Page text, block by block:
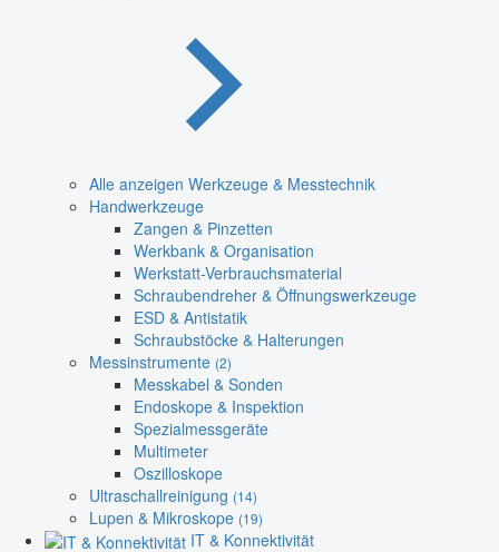
Alle anzeigen Werkzeuge & Messtechnik
Handwerkzeuge
Zangen & Pinzetten
Werkbank & Organisation
Werkstatt-Verbrauchsmaterial
Schraubendreher & Öffnungswerkzeuge
ESD & Antistatik
Schraubstöcke & Halterungen
Messinstrumente (2)
Messkabel & Sonden
Endoskope & Inspektion
Spezialmessgeräte
Multimeter
Oszilloskope
Ultraschallreinigung (14)
Lupen & Mikroskope (19)
IT & Konnektivität